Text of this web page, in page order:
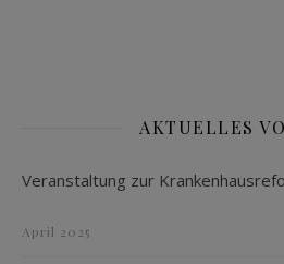
AKTUELLES
Veranstaltung zur
April 2025